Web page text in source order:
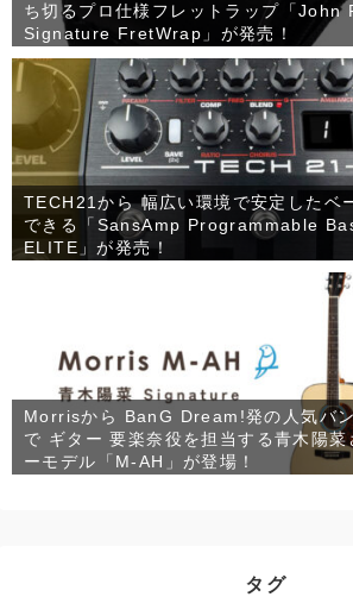
ち切るプロ仕様フレットラップ「John
Signature FretWrap」が発売！
TECH21から 幅広い環境で安定したベ
できる「SansAmp Programmable
ELITE」が発売！
Morrisから BanG Dream!発の人気バ
で ギター 要楽奈役を担当する青木陽菜
ーモデル「M-AH」が登場！
タグ